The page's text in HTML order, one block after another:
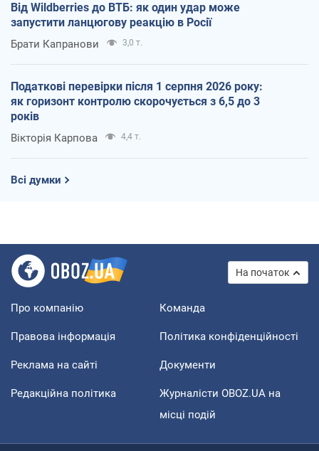
Від Wildberries до ВТБ: як один удар може
запустити ланцюгову реакцію в Росії
Брати Капранови 3,0 т.
Податкові перевірки після 1 серпня 2026 року:
як горизонт контролю скорочується з 6,5 до 3
років
Вікторія Карпова 4,4 т.
Всі думки
На початок
Про компанію Команда
Правова інформація Політика конфіденційності
Реклама на сайті Документи
Редакційна політика
Журналісти OBOZ.UA на
місці подій